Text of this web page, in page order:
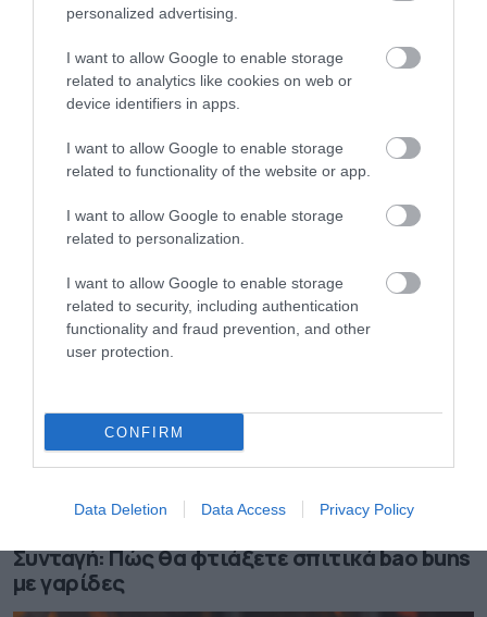
personalized advertising.
I want to allow Google to enable storage
related to analytics like cookies on web or
device identifiers in apps.
I want to allow Google to enable storage
related to functionality of the website or app.
I want to allow Google to enable storage
related to personalization.
I want to allow Google to enable storage
related to security, including authentication
functionality and fraud prevention, and other
user protection.
CONFIRM
Data Deletion Data Access Privacy Policy
08.08.2026
Οι τουρίστες «ψηφίζουν» Ελλάδα και μετά
το καλοκαίρι
08.08.2026
Συνταγή: Πώς θα φτιάξετε σπιτικά bao buns
με γαρίδες